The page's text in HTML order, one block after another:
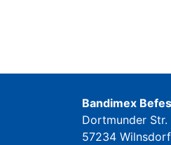
Bandimex
Dortmunder Str.
57234 Wilnsdorf